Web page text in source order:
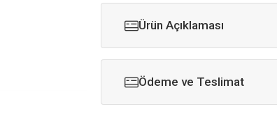
Ürün Açıklaması
Ödeme ve Teslimat